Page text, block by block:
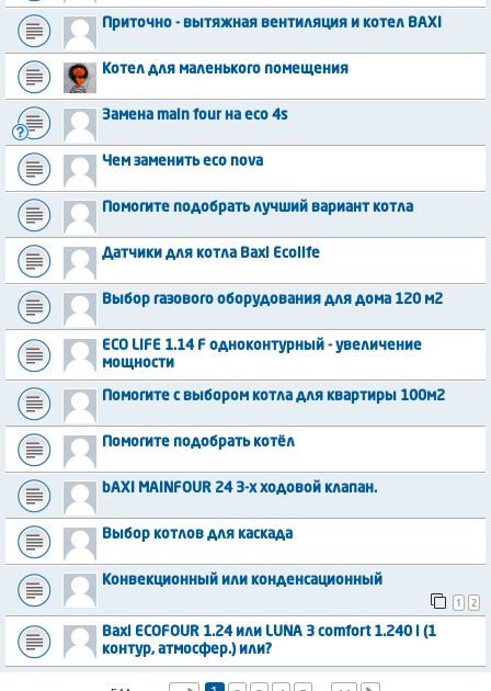
Приточно - вытяжная вентиляция и котел BAXI
Котел для маленького помещения
Замена main four на eco 4s
Чем заменить eco nova
Помогите подобрать лучший вариант котла
Датчики для котла Baxi Ecolife
Выбор газового оборудования для дома 120 м2
ECO LIFE 1.14 F одноконтурный - увеличение
мощности
Помогите с выбором котла для квартиры 100м2
Помогите подобрать котёл
bAXI MAINFOUR 24 3-х ходовой клапан.
Выбор котлов для каскада
Конвекционный или конденсационный
1
2
Baxi ECOFOUR 1.24 или LUNA 3 comfort 1.240 i (1
контур, атмосфер.) или?